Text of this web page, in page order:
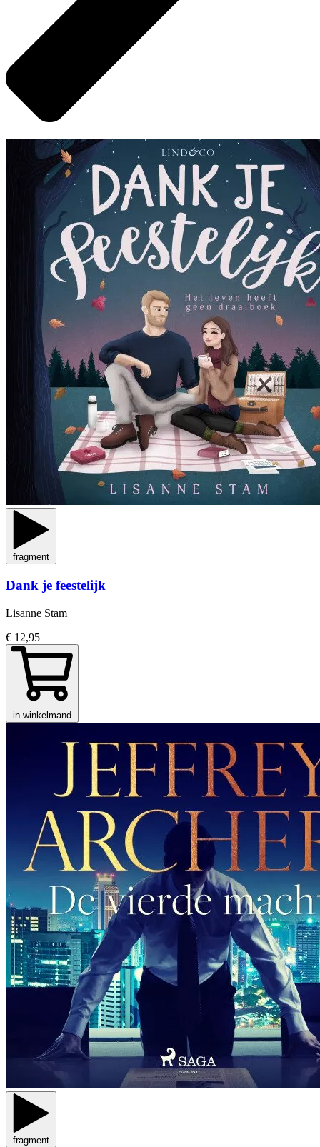
fragment
Dank je feestelijk
Lisanne Stam
€ 12,95
in winkelmand
fragment